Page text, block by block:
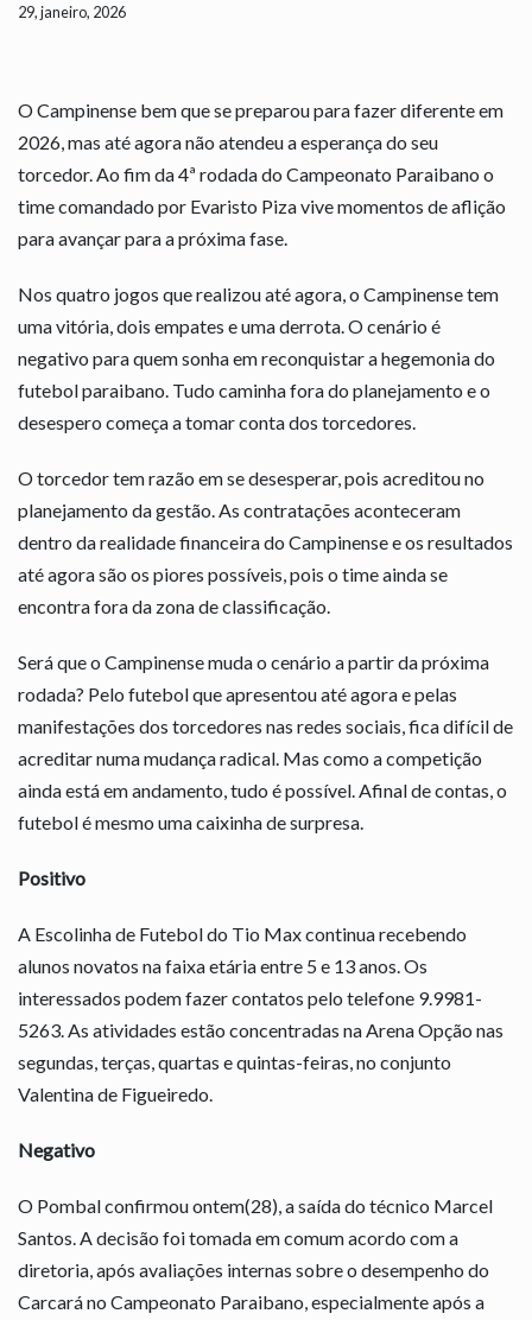
29, janeiro, 2026
O Campinense bem que se preparou para fazer diferente em
2026, mas até agora não atendeu a esperança do seu
torcedor. Ao fim da 4ª rodada do Campeonato Paraibano o
time comandado por Evaristo Piza vive momentos de aflição
para avançar para a próxima fase.
Nos quatro jogos que realizou até agora, o Campinense tem
uma vitória, dois empates e uma derrota. O cenário é
negativo para quem sonha em reconquistar a hegemonia do
futebol paraibano. Tudo caminha fora do planejamento e o
desespero começa a tomar conta dos torcedores.
O torcedor tem razão em se desesperar, pois acreditou no
planejamento da gestão. As contratações aconteceram
dentro da realidade financeira do Campinense e os resultados
até agora são os piores possíveis, pois o time ainda se
encontra fora da zona de classificação.
Será que o Campinense muda o cenário a partir da próxima
rodada? Pelo futebol que apresentou até agora e pelas
manifestações dos torcedores nas redes sociais, fica difícil de
acreditar numa mudança radical. Mas como a competição
ainda está em andamento, tudo é possível. Afinal de contas, o
futebol é mesmo uma caixinha de surpresa.
Positivo
A Escolinha de Futebol do Tio Max continua recebendo
alunos novatos na faixa etária entre 5 e 13 anos. Os
interessados podem fazer contatos pelo telefone 9.9981-
5263. As atividades estão concentradas na Arena Opção nas
segundas, terças, quartas e quintas-feiras, no conjunto
Valentina de Figueiredo.
Negativo
O Pombal confirmou ontem(28), a saída do técnico Marcel
Santos. A decisão foi tomada em comum acordo com a
diretoria, após avaliações internas sobre o desempenho do
Carcará no Campeonato Paraibano, especialmente após a